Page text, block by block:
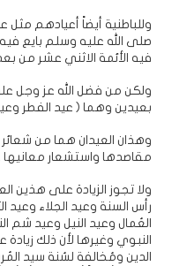
وللباطنية أيضاً أعيادهم مثل
صلى الله عليه وسلم بايع فيه
فيه الأئمة الاثني عشر من
ولكن من فضل الله عز وجل
بعيدين وهما ( عيد الفطر
وهذان العيدان هما من شعائر
مقاصدها واستشعار معانيها .
ولا تجوز الزيادة على هذين
رأس السنة وعيد الجلاء وعيد
العُمال وعيد النيل وعيد شم
النبوي وغيرها لأن ذلك
الدين ومُخالفة لسُنة سيد